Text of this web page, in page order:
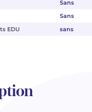
Sans
Sans
EDU
sans